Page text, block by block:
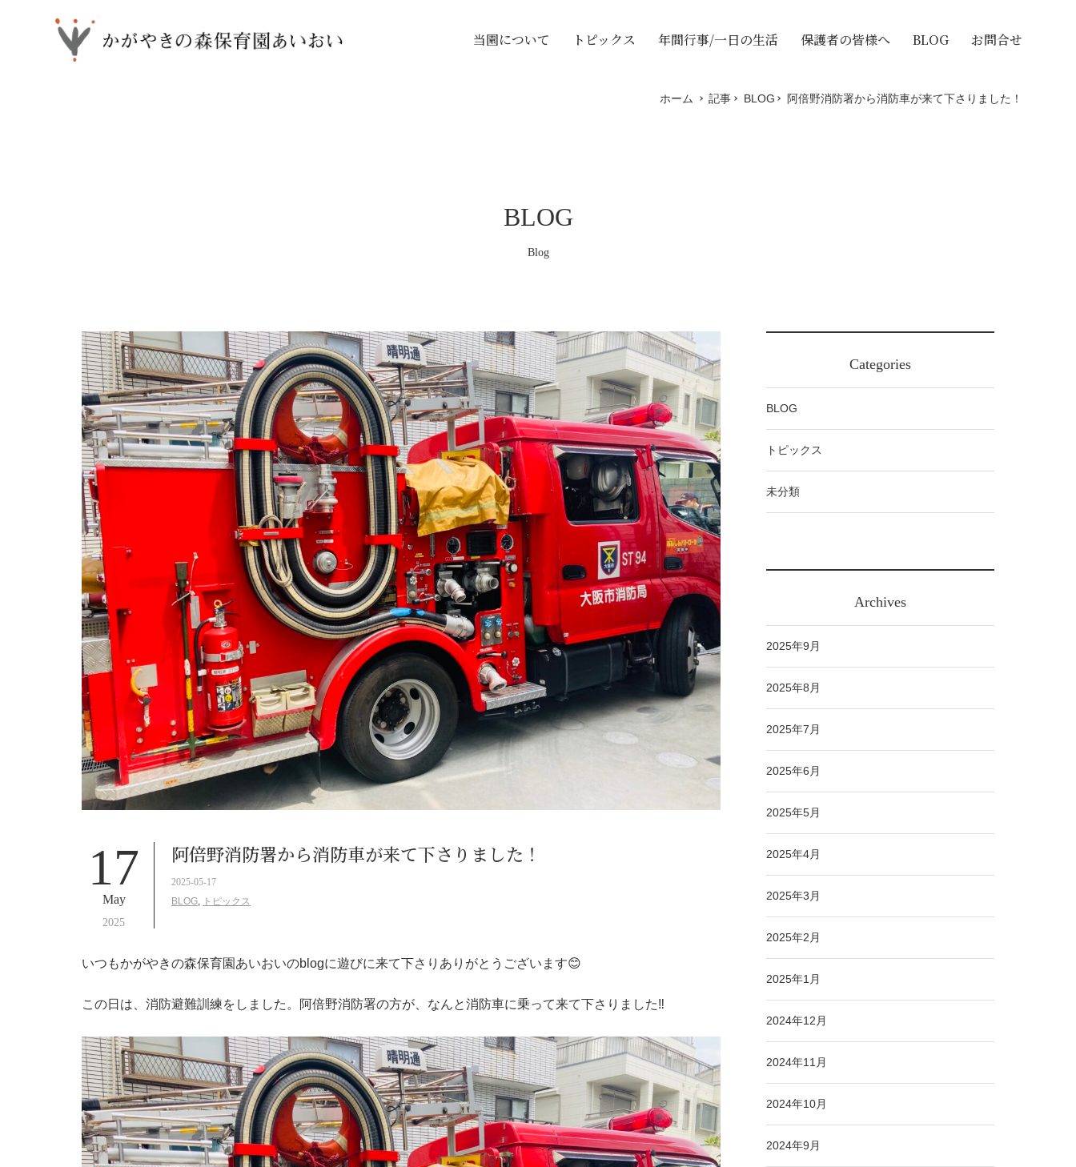
当園について トピックス 年間行事/一日の生活 保護者の皆様へ BLOG お問合せ
ホーム 記事 BLOG 阿倍野消防署から消防車が来て下さりました！
BLOG
Blog
阿倍野消防署から消防車が来て下さりました！
2025-05-17
BLOG, トピックス
17
May
2025
いつもかがやきの森保育園あいおいのblogに遊びに来て下さりありがとうございます😊
この日は、消防避難訓練をしました。阿倍野消防署の方が、なんと消防車に乗って来て下さりました‼︎
Categories
BLOG
トピックス
未分類
Archives
2025年9月
2025年8月
2025年7月
2025年6月
2025年5月
2025年4月
2025年3月
2025年2月
2025年1月
2024年12月
2024年11月
2024年10月
2024年9月